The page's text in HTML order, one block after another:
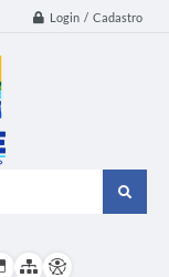
Login / Cadastro